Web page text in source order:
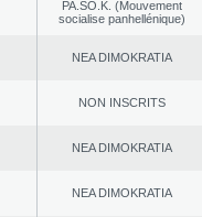
PA.SO.K. (Mouvement
socialise panhellénique)
NEA DΙMOKRATIA
NON INSCRITS
NEA DΙMOKRATIA
NEA DΙMOKRATIA